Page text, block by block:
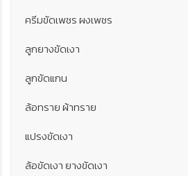
ครีมขัดเพชร ผงเพชร
ลูกยางขัดเงา
ลูกขัดแกน
ล้อทราย ผ้าทราย
แปรงขัดเงา
ล้อขัดเงา ยางขัดเงา